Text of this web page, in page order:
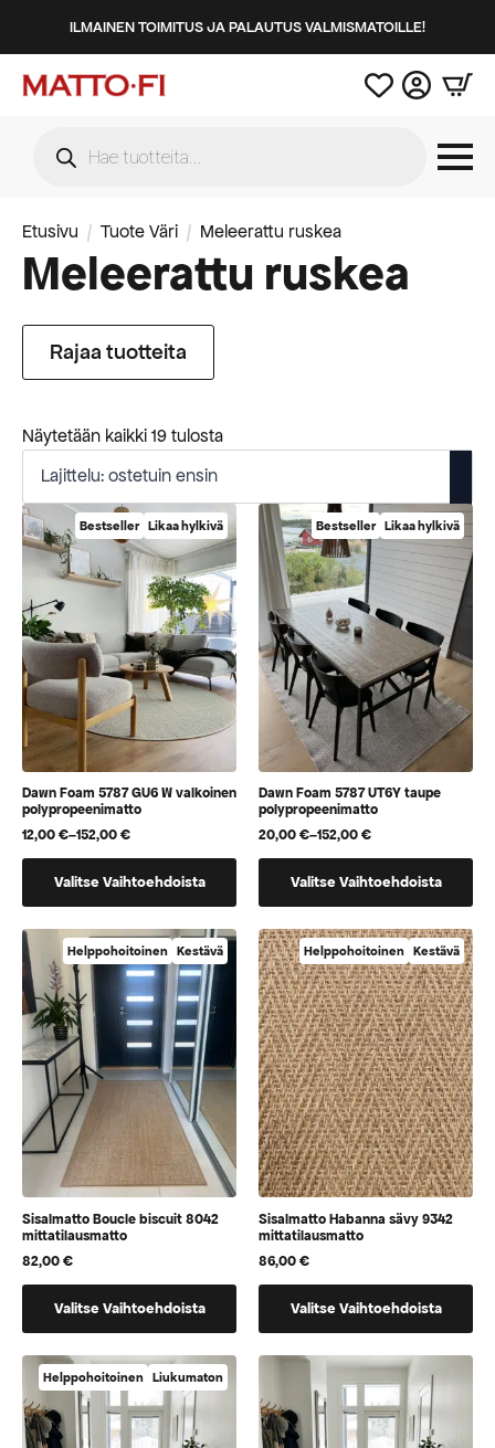
ILMAINEN TOIMITUS JA PALAUTUS VALMISMATOILLE!
search
Etusivu Tuote Väri Meleerattu ruskea
Meleerattu ruskea
Rajaa tuotteita
Näytetään kaikki 19 tulostaSuosituimmat
Bestseller Likaa hylkivä
Dawn Foam 5787 GU6 W valkoinen
polypropeenimatto
12,00€–152,00€
Hintaluokka:
12,00 €
152,00 €
Valitse Vaihtoehdoista
useampi
muunnelma.
Voit
tehdä
valinnat
tuotteen
sivulla.
Bestseller Likaa hylkivä
Dawn Foam 5787 UT6Y taupe
polypropeenimatto
20,00€–152,00€
Hintaluokka:
20,00 €
152,00 €
Valitse Vaihtoehdoista
useampi
muunnelma.
Voit
tehdä
valinnat
tuotteen
sivulla.
Helppohoitoinen Kestävä
Sisalmatto Boucle biscuit 8042
mittatilausmatto
82,00€
Valitse Vaihtoehdoista
tuotteella
vaihtoehtoja,
jotka
voidaan
Helppohoitoinen Kestävä
Sisalmatto Habanna sävy 9342
mittatilausmatto
86,00€
Valitse Vaihtoehdoista
tuotteella
vaihtoehtoja,
jotka
voidaan
Helppohoitoinen Liukumaton